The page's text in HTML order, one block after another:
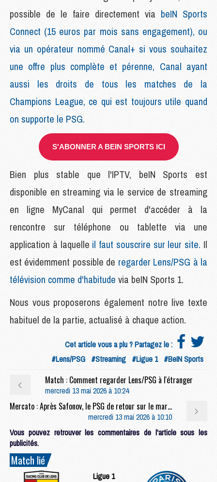
possible de le faire directement via beIN Sports
Connect (15 euros par mois sans engagement), ou
via un opérateur nommé Canal+ si vous souhaitez
une offre plus complète et pérenne, Canal ayant
aussi les droits de tous les matches de la
Champions League, ce qui est toujours utile quand
on supporte le PSG.
S'ABONNER A BEIN SPORTS ICI
Bien plus stable que l'IPTV, beIN Sports est
disponible en streaming via le service de streaming
en ligne MyCanal qui permet d'accéder à la
rencontre sur téléphone ou tablette via une
application à laquelle il faut souscrire sur leur site. Il
est évidemment possible de regarder Lens/PSG à la
télévision comme d'habitude via beIN Sports 1.
Nous vous proposerons également notre live texte
habituel de la partie, actualisé à chaque action.
Cet article vous a plu ? Partagez le :
#Lens/PSG #Streaming #Ligue 1 #BeIN Sports
Match : Comment regarder Lens/PSG à l'étranger
mercredi 13 mai 2026 à 10:24
Mercato : Après Safonov, le PSG de retour sur le marché russe ?
mercredi 13 mai 2026 à 10:10
Vous pouvez retrouver les commentaires de l'article sous les
publicités.
Match lié
Ligue 1